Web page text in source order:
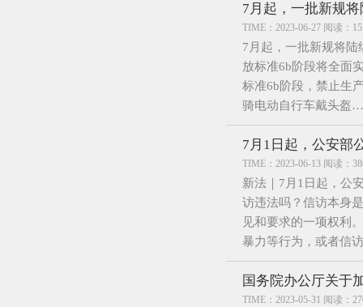
7月起，一批新规
TIME：2023-06-27 阅读：
7月起，一批新规将
放标准6b阶段将全面
标准6b阶段，禁止生
骑电动自行车戴头盔…
7月1日起，公安部
TIME：2023-06-13 阅读：
新法｜7月1日起，公
访违法吗？信访本身
见和要求的一项权利
暴力等行为，或者信
国务院办公厅关于
TIME：2023-05-31 阅读：